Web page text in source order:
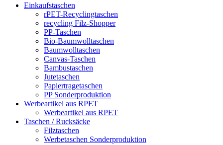
Einkaufstaschen
rPET-Recyclingtaschen
recycling Filz-Shopper
PP-Taschen
Bio-Baumwolltaschen
Baumwolltaschen
Canvas-Taschen
Bambustaschen
Jutetaschen
Papiertragetaschen
PP Sonderproduktion
Werbeartikel aus RPET
Werbeartikel aus RPET
Taschen / Rucksäcke
Filztaschen
Werbetaschen Sonderproduktion